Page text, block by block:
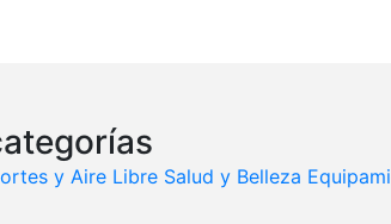
y Aire Libre Salud y Belleza